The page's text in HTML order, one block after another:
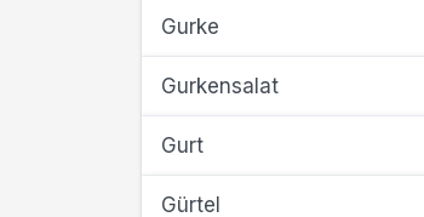
Gurke
Gurkensalat
Gurt
Gürtel